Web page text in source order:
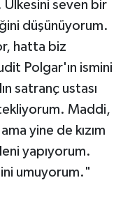
Ülkesini seven bir
düşünüyorum.
hatta biz
Polgar'ın ismini
satranç ustası
Maddi,
yine de kızım
yapıyorum.
umuyorum."